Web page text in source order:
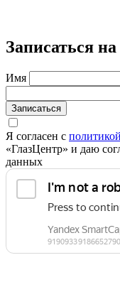
Записаться
Имя
Записаться
Я согласен с
«ГлазЦентр» и даю
данных